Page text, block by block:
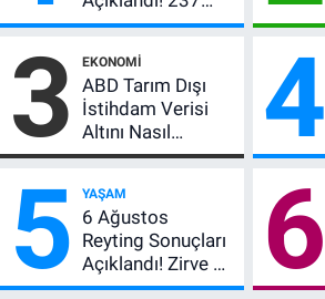
Milyon TL’lik
3 EKONOMI
ABD Tarım Dışı
İstihdam Verisi
Altını Nasıl
Etkiler? Çok Basit
4
5 YAŞAM
6 Ağustos
Reyting Sonuçları
Açıklandı! Zirve El
Değiştirdi:
6